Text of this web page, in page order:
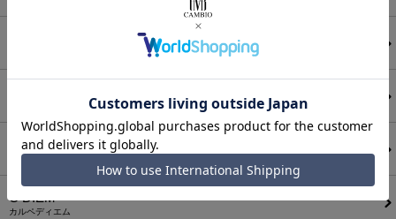
コールアンドレスポンス
CAMBIO
カンビオ
C DIEM
カルペディエム